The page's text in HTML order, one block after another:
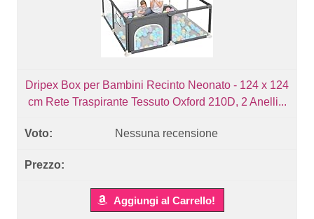
Dripex Box per Bambini Recinto Neonato - 124 x 124
cm Rete Traspirante Tessuto Oxford 210D, 2 Anelli...
Nessuna recensione
Aggiungi al Carrello!